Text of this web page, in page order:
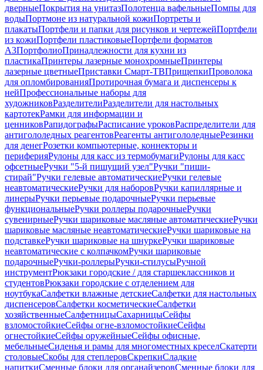
дверныеПокрытия на унитазПолотенца вафельныеПомпы для
водыПортмоне из натуральной кожиПортреты и
плакатыПортфели и папки для рисунков и чертежейПортфели
из кожиПортфели пластиковыеПортфели форматов
А3ПортфолиоПринадлежности для кухни из
пластикаПринтеры лазерные монохромныеПринтеры
лазерные цветныеПриставки Смарт-ТВПрищепкиПроволока
для опломбированияПротирочная бумага и диспенсеры к
нейПрофессиональные наборы для
художниковРазделителиРазделители для настольных
картотекРамки для информации и
ценниковРапидографыРасписание уроковРаспределители для
антигололедных реагентовРеагенты антигололедныеРезинки
для денегРозетки компьютерные, коннекторы и
периферияРулоны для касс из термобумагиРулоны для касс
офсетныеРучки "5-й пишущий узел"Ручки "пиши-
стирай"Ручки гелевые автоматическиеРучки гелевые
неавтоматическиеРучки для наборовРучки капиллярные и
линерыРучки перьевые подарочныеРучки перьевые
функциональныеРучки роллеры подарочныеРучки
сувенирныеРучки шариковые масляные автоматическиеРучки
шариковые масляные неавтоматическиеРучки шариковые на
подставкеРучки шариковые на шнуркеРучки шариковые
неавтоматические с колпачкомРучки шариковые
подарочныеРучки-роллерыРучки-стилусыРучной
инструментРюкзаки городские / для старшеклассников и
студентовРюкзаки городские с отделением для
ноутбукаСалфетки влажные детскиеСалфетки для настольных
диспенсеровСалфетки косметическиеСалфетки
хозяйственныеСалфетницыСахарницыСейфы
взломостойкиеСейфы огне-взломостойкиеСейфы
огнестойкиеСейфы оружейныеСейфы офисные,
мебельныеСиденья и рамы для многоместных креселСкатерти
столовыеСкобы для степлеровСкрепкиСладкие
напиткиСменные блоки для органайзеровСменные блоки для